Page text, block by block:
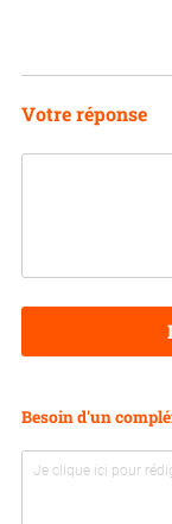
Votre réponse
Besoin d'un